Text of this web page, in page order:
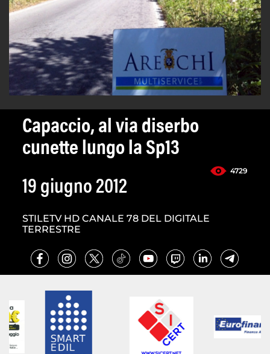
Capaccio, al via diserbo
cunette lungo la Sp13
4729
19 giugno 2012
STILETV HD CANALE 78 DEL DIGITALE
TERRESTRE